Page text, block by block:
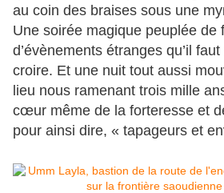
au coin des braises sous une
Une soirée magique peuplée de
d’évènements étranges qu’il
croire. Et une nuit tout aussi
lieu nous ramenant trois mille
cœur même de la forteresse et
pour ainsi dire, « tapageurs et